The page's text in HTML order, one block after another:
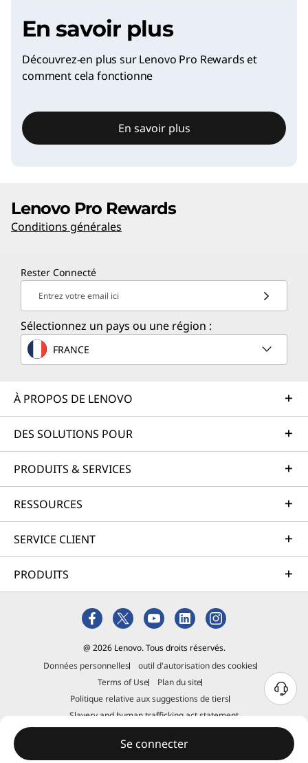
En savoir plus
Découvrez-en plus sur Lenovo Pro Rewards et
comment cela fonctionne
En savoir plus
Lenovo Pro Rewards
Conditions générales
Se connecter
Rester Connecté
Entrez votre email ici
Sélectionnez un pays ou une région :
FRANCE
À PROPOS DE LENOVO
DES SOLUTIONS POUR
PRODUITS & SERVICES
RESSOURCES
SERVICE CLIENT
PRODUITS
@ 2026 Lenovo. Tous droits réservés.
Données personnelles
outil d'autorisation des cookies
Terms of Use
Plan du site
Politique relative aux suggestions de tiers
Slavery and human trafficking act statement